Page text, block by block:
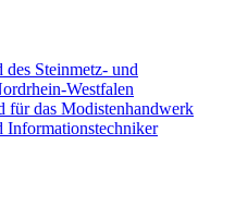
Steinmetz- und
Westfalen
für das Modistenhandwerk
Informationstechniker